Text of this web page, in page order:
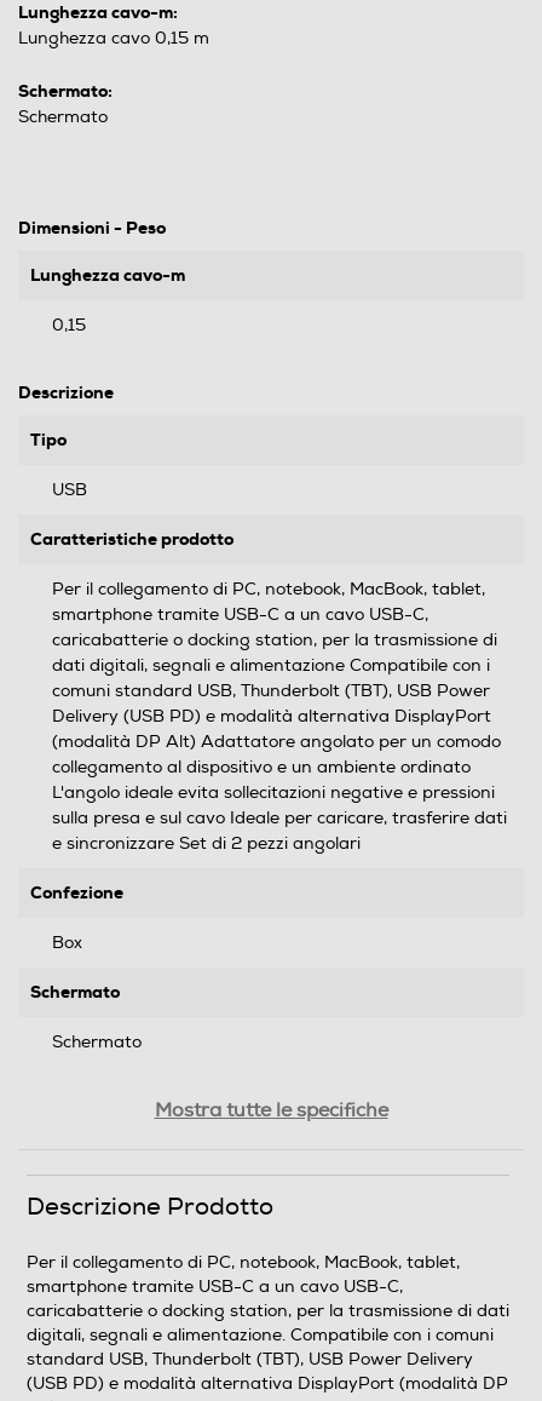
Lunghezza cavo-m:
Lunghezza cavo 0,15 m
Schermato:
Schermato
Dimensioni - Peso
Lunghezza cavo-m
0,15
Descrizione
Tipo
USB
Caratteristiche prodotto
Per il collegamento di PC, notebook, MacBook, tablet,
smartphone tramite USB-C a un cavo USB-C,
caricabatterie o docking station, per la trasmissione di
dati digitali, segnali e alimentazione Compatibile con i
comuni standard USB, Thunderbolt (TBT), USB Power
Delivery (USB PD) e modalità alternativa DisplayPort
(modalità DP Alt) Adattatore angolato per un comodo
collegamento al dispositivo e un ambiente ordinato
L'angolo ideale evita sollecitazioni negative e pressioni
sulla presa e sul cavo Ideale per caricare, trasferire dati
e sincronizzare Set di 2 pezzi angolari
Confezione
Box
Schermato
Schermato
Informazioni sulla sicurezza del prodotto
Clicca qui
Mostra tutte le specifiche
Descrizione Prodotto
Per il collegamento di PC, notebook, MacBook, tablet,
smartphone tramite USB-C a un cavo USB-C,
caricabatterie o docking station, per la trasmissione di dati
digitali, segnali e alimentazione. Compatibile con i comuni
standard USB, Thunderbolt (TBT), USB Power Delivery
(USB PD) e modalità alternativa DisplayPort (modalità DP